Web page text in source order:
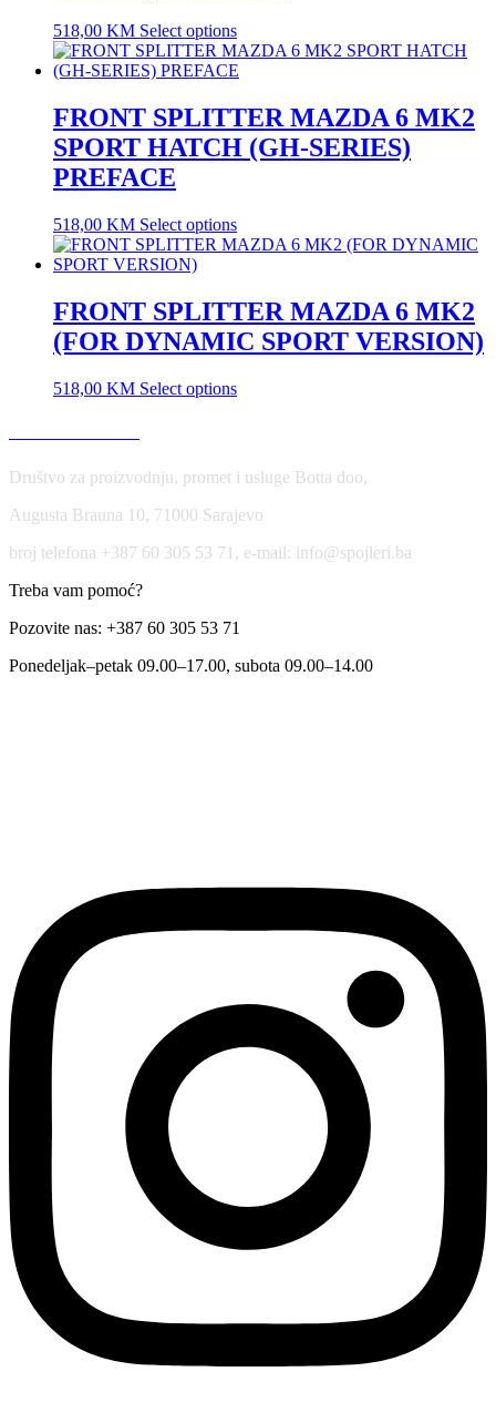
518,00 KM Select options
FRONT SPLITTER MAZDA 6 MK2
SPORT HATCH (GH-SERIES)
PREFACE
518,00 KM Select options
FRONT SPLITTER MAZDA 6 MK2
(FOR DYNAMIC SPORT VERSION)
518,00 KM Select options
Društvo za proizvodnju, promet i usluge Botta doo,
Augusta Brauna 10, 71000 Sarajevo
broj telefona +387 60 305 53 71, e-mail: info@spojleri.ba
Treba vam pomoć?
Pozovite nas: +387 60 305 53 71
Ponedeljak–petak 09.00–17.00, subota 09.00–14.00